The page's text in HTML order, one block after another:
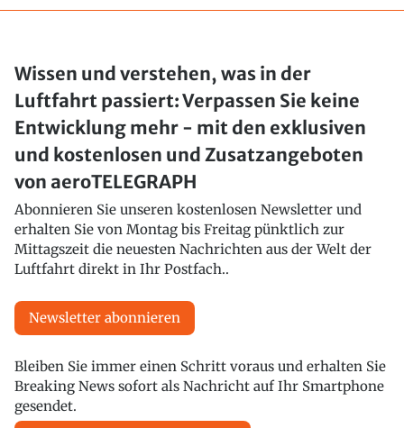
Wissen und verstehen, was in der
Luftfahrt passiert: Verpassen Sie keine
Entwicklung mehr - mit den exklusiven
und kostenlosen und Zusatzangeboten
von aeroTELEGRAPH
Abonnieren Sie unseren kostenlosen Newsletter und
erhalten Sie von Montag bis Freitag pünktlich zur
Mittagszeit die neuesten Nachrichten aus der Welt der
Luftfahrt direkt in Ihr Postfach..
Newsletter abonnieren
Bleiben Sie immer einen Schritt voraus und erhalten Sie
Breaking News sofort als Nachricht auf Ihr Smartphone
gesendet.